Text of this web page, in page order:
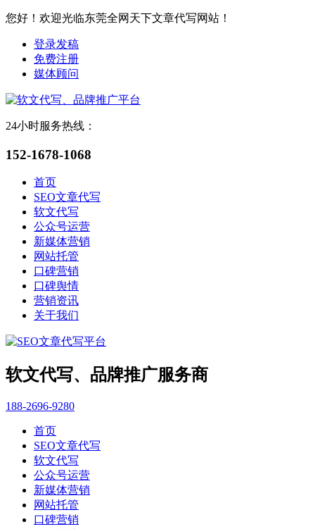
您好！欢迎光临东莞全网天下文章代写网站！
登录发稿
免费注册
媒体顾问
24小时服务热线：
152-1678-1068
首页
SEO文章代写
软文代写
公众号运营
新媒体营销
网站托管
口碑营销
口碑舆情
营销资讯
关于我们
软文代写、品牌推广服务商
188-2696-9280
首页
SEO文章代写
软文代写
公众号运营
新媒体营销
网站托管
口碑营销